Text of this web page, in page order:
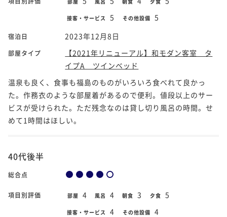
接客・サービス 5 その他設備 5
宿泊日 2023年12月8日
部屋タイプ
【2021年リニューアル】和モダン客室 タ
イプA ツインベッド
温泉も良く、食事も福島のものがいろいろ食べれて良かっ
た。作務衣のような部屋着があるので便利。値段以上のサー
ビスが受けられた。ただ残念なのは貸し切り風呂の時間。せ
めて1時間はほしい。
40代後半
総合点
項目別評価 部屋 4 風呂 4 朝食 3 夕食 5
接客・サービス 4 その他設備 4